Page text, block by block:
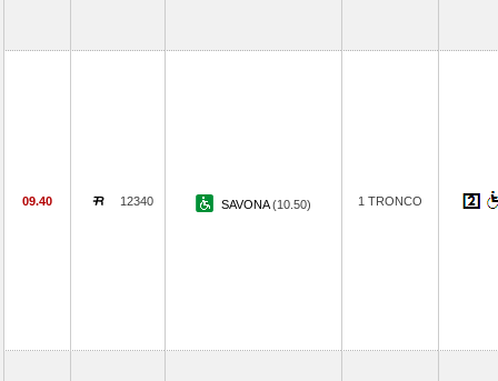
09.40 12340 SAVONA(10.50) 1 TRONCO